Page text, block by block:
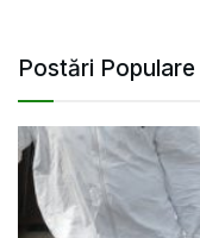
Postări Populare